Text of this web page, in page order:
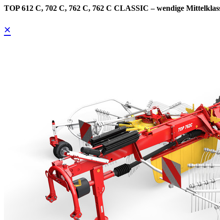
TOP 612 C, 702 C, 762 C, 762 C CLASSIC – wendige
×